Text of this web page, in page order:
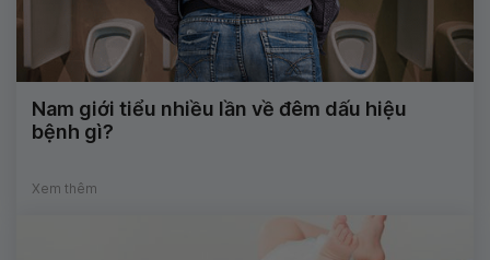
Nam giới tiểu nhiều lần về đêm dấu hiệu
bệnh gì?
Xem thêm